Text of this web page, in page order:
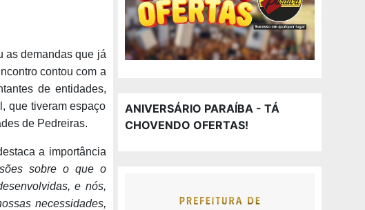
as demandas que já
contou com a
de entidades,
que tiveram espaço
de Pedreiras.
a importância
sobre o que o
e nós,
necessidades,
ANIVERSÁRIO PARAÍBA - TÁ
CHOVENDO OFERTAS!